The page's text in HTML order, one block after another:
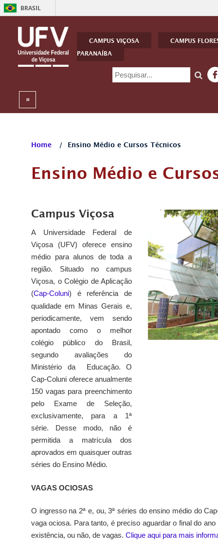
BRASIL
CAMPUS VIÇOSA
CAMPUS
PARANAÍBA
Home / Ensino Médio e Cursos Técnicos
Ensino Médio e
Campus Viçosa
A Universidade Federal de
Viçosa (UFV) oferece ensino
médio para alunos de toda a
região. Situado no campus
Viçosa, o Colégio de Aplicação
(Cap-Coluni) é referência de
qualidade em Minas Gerais e,
periodicamente, vem sendo
apontado como o melhor
colégio público do Brasil,
segundo avaliações do
Ministério da Educação. O
Cap-Coluni oferece anualmente
150 vagas para preenchimento
pelo Exame de Seleção,
exclusivamente, para a 1ª
série. Desse modo, não é
permitida a matrícula dos
aprovados em quaisquer outras
séries do Ensino Médio.
VAGAS OCIOSAS
O ingresso na 2ª e, ou, 3ª séries do ensino médio do
vaga ociosa. Para tanto, é preciso aguardar o final do
existência, ou não, de vagas. Clique aqui para mais